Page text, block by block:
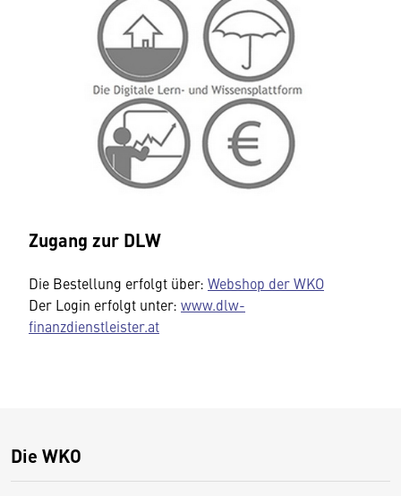
Zugang zur DLW
Die Bestellung erfolgt über: Webshop der WKO
Der Login erfolgt unter: www.dlw-
finanzdienstleister.at
Die WKO